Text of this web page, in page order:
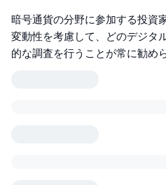
暗号通貨の分野に参加する投資
変動性を考慮して、どのデジタ
的な調査を行うことが常に勧め